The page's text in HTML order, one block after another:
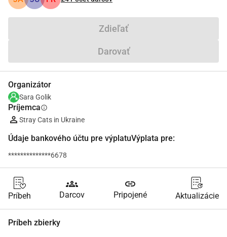
Zdieľať
Darovať
Organizátor
Sara Golik
Príjemcainfo
Stray Cats in Ukraine
Údaje bankového účtu pre výplatuVýplata pre:
**************6678
Príbeh
groups
Darcov
link
Pripojené Aktualizácie
Príbeh zbierky